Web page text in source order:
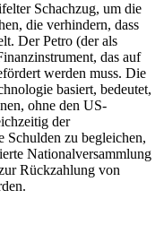
Schachzug, um die
die verhindern, dass
Der Petro (der als
das auf
werden muss. Die
basiert, bedeutet,
ohne den US-
der
Schulden zu begleichen,
Nationalversammlung
Rückzahlung von